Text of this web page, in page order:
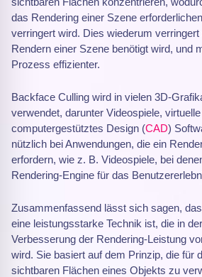
das Rendering einer Szene
verringert wird. Dies wiederum verringert
Rendern einer Szene benötigt wird, und
Prozess effizienter.
Backface Culling wird in vielen 3D-
verwendet, darunter Videospiele,
computergestütztes Design (CAD)
nützlich bei Anwendungen, die ein
erfordern, wie z. B. Videospiele, bei
Rendering-Engine für das
Zusammenfassend lässt sich sagen,
eine leistungsstarke Technik ist, die in
Verbesserung der Rendering-Leistung
wird. Sie basiert auf dem Prinzip, die für
sichtbaren Flächen eines Objekts zu